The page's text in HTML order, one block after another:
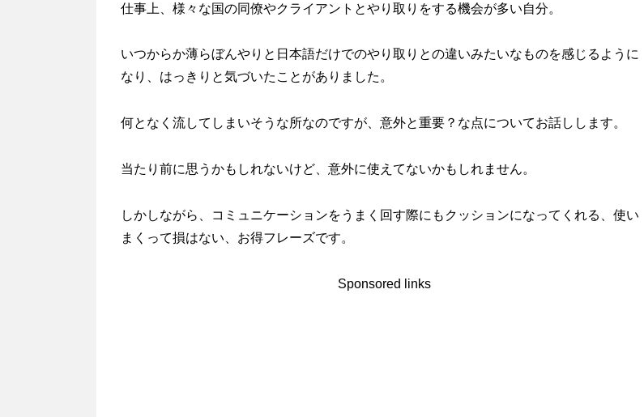
仕事上、様々な国の同僚やクライアントとやり取りをする機会が多い自分。
いつからか薄らぼんやりと日本語だけでのやり取りとの違いみたいなものを感じるように
なり、はっきりと気づいたことがありました。
何となく流してしまいそうな所なのですが、意外と重要？な点についてお話しします。
当たり前に思うかもしれないけど、意外に使えてないかもしれません。
しかしながら、コミュニケーションをうまく回す際にもクッションになってくれる、使い
まくって損はない、お得フレーズです。
Sponsored links